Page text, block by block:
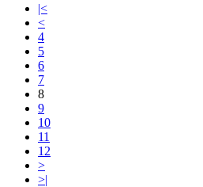
|<
<
4
5
6
7
8
9
10
11
12
>
>|